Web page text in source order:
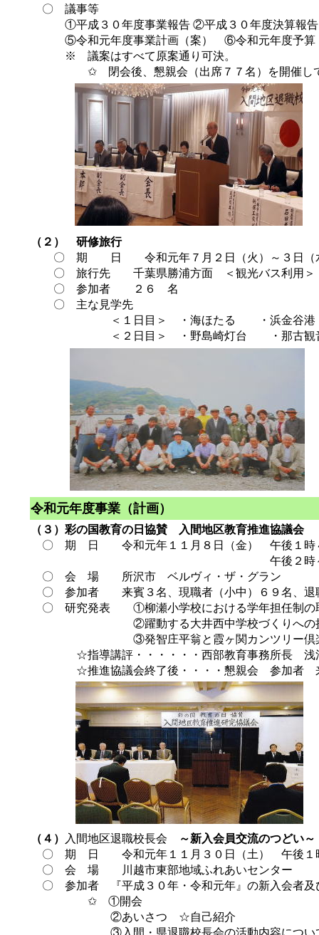
〇 議事等
①平成３０年度事業報告 ②平成３０年度決算報告
⑤令和元年度事業計画（案） ⑥令和元年度予算
※ 議案はすべて原案通り可決。
✩ 閉会後、懇親会（出席７７名）を開催し
（２） 研修旅行
〇 期 日 令和元年７月２日（火）～３日（
〇 旅行先 千葉県勝浦方面 ＜観光バス利用＞
〇 参加者 ２６ 名
〇 主な見学先
＜１日目＞ ・海ほたる ・浜金谷港
＜２日目＞ ・野島崎灯台 ・那古観音 館
令和元年度事業（計画）
（３）彩の国教育の日協賛 入間地区教育推進協議会
〇 期 日 令和元年１１月８日（金） 午後１時
午後２時～４時３
〇 会 場 所沢市 ベルヴィ・ザ・グラン
〇 参加者 来賓３名、現職者（小中）６９名、退
〇 研究発表 ①柳瀬小学校における学年担任制の
②躍動する大井西中学校づくりへの挑戦
③発智庄平翁と霞ヶ関カンツリー倶楽部 退
☆指導講評・・・・・・西部教育事務所長 浅
☆推進協議会終了後・・・・懇親会 参加者 来
（４） 入間地区退職校長会 ～新入会員交流のつどい～
〇 期 日 令和元年１１月３０日（土） 午後１時
〇 会 場 川越市東部地域ふれあいセンター
〇 参加者 『平成３０年・令和元年』の新入会者及
✩ ①開会
②あいさつ ☆自己紹介
③入間・県退職校長会の活動内容につい